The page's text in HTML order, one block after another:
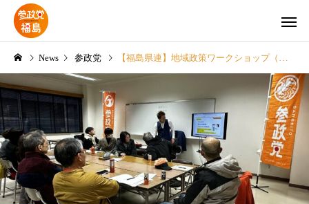
参政党 参政党
Instagram YouTubeチ
News 参政党 【福島県連】地域政策ワークショップ（党員限定）開催！！